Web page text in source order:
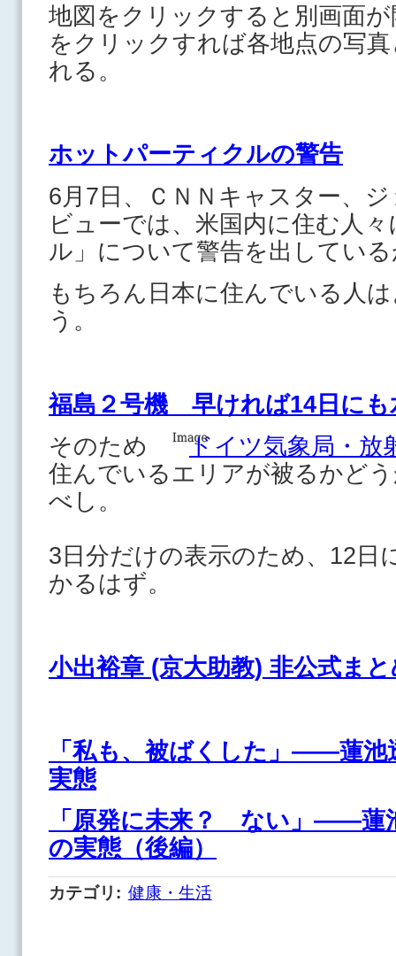
地図をクリックすると別画面
をクリックすれば各地点の写
れる。
ホットパーティクルの警告
6月7日、ＣＮＮキャスター、
ビューでは、米国内に住む人
ル」について警告を出してい
もちろん日本に住んでいる人
う。
福島２号機 早ければ14日にも
そのため
ドイツ気象局・放
住んでいるエリアが被るかど
べし。
3日分だけの表示のため、12日
かるはず。
小出裕章 (京大助教) 非公式ま
「私も、被ばくした」――蓮池
実態
「原発に未来？ ない」――蓮
の実態（後編）
カテゴリ : 健康・生活